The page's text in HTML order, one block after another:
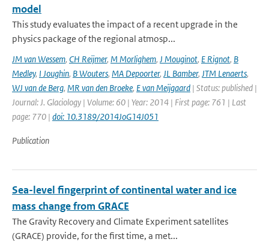
model
This study evaluates the impact of a recent upgrade in the
physics package of the regional atmosp...
JM van Wessem, CH Reijmer, M Morlighem, J Mouginot, E Rignot, B
Medley, I Joughin, B Wouters, MA Depoorter, JL Bamber, JTM Lenaerts,
WJ van de Berg, MR van den Broeke, E van Meijgaard | Status: published |
Journal: J. Glaciology | Volume: 60 | Year: 2014 | First page: 761 | Last
page: 770 | doi: 10.3189/2014JoG14J051
Publication
Sea-level fingerprint of continental water and ice
mass change from GRACE
The Gravity Recovery and Climate Experiment satellites
(GRACE) provide, for the first time, a met...